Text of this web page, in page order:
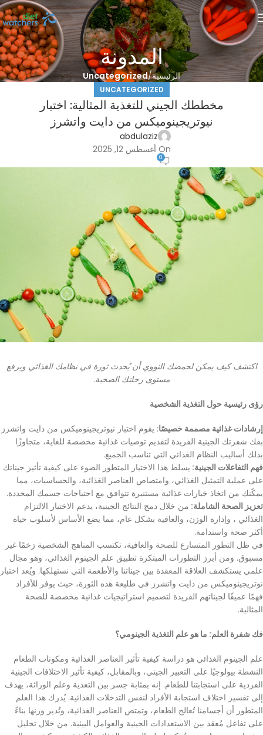
المدونة
الرئيسية Uncategorized
UNCATEGORIZED
مخططك الجيني للتغذية المثالية: اختبار
نيوتريجينوميكس من دايت واتشرز
abdulaziz
On أغسطس 12, 2025
0
اكتشف كيف يمكن لحمضك النووي أن يُحدث ثورة في نظامك الغذائي ويرفع
مستوى رحلتك الصحية.
رؤى رئيسية حول التغذية الشخصية
إرشادات غذائية مصممة خصيصًا: يقوم اختبار نيوتريجينوميكس من دايت واتشرز
بفك شفرتك الجينية الفريدة لتقديم توصيات غذائية مخصصة للغاية، متجاوزًا
بذلك أساليب النظام الغذائي التي تناسب الجميع.
فهم التفاعلات الجينية: يسلط هذا الاختبار المتطور الضوء على كيفية تأثير جيناتك
على عملية التمثيل الغذائي، وامتصاص العناصر الغذائية، والحساسيات، مما
يمكّنك من اتخاذ خيارات غذائية مستنيرة تتوافق مع احتياجات جسمك المحددة.
تعزيز الصحة الشاملة: من خلال دمج النتائج الجينية، يدعم الاختبار الالتزام
الغذائي ، وإدارة الوزن، والعافية بشكل عام، مما يضع الأساس لأسلوب حياة
أكثر صحة واستدامة.
في ظل التطور المتسارع للصحة والعافية، تكتسب المناهج الشخصية زخمًا غير
مسبوق. ومن أبرز التطورات المبتكرة تطبيق علم الجينوم الغذائي، وهو مجال
علمي يستكشف العلاقة المعقدة بين جيناتنا والأطعمة التي نستهلكها. ويُعد اختبار
نوتريجينوميكس من دايت واتشرز في طليعة هذه الثورة، حيث يوفر للأفراد
فهمًا عميقًا لجيناتهم الفريدة لتصميم استراتيجيات غذائية مخصصة للصحة
المثالية.
فك شفرة العلم: ما هو علم التغذية الجينومي؟
علم الجينوم الغذائي هو دراسة كيفية تأثير العناصر الغذائية ومكونات الطعام
النشطة بيولوجيًا على التعبير الجيني، وبالمقابل، كيفية تأثير الاختلافات الجينية
الفردية على استجابتنا للطعام. إنه بمثابة جسر بين التغذية وعلم الوراثة، يهدف
إلى تفسير اختلاف استجابة الأفراد لنفس التدخلات الغذائية. يُدرك هذا العلم
المتطور أن أجسامنا تُعالج الطعام، وتمتص العناصر الغذائية، وتُدير وزنها بناءً
على تفاعل مُعقد بين الاستعدادات الجينية والعوامل البيئية. من خلال تحليل